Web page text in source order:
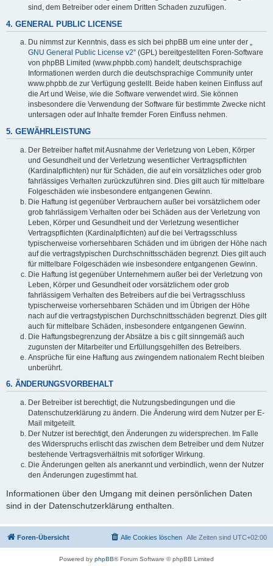
sind, dem Betreiber oder einem Dritten Schaden zuzufügen.
4. GENERAL PUBLIC LICENSE
Du nimmst zur Kenntnis, dass es sich bei phpBB um eine unter der „
GNU General Public License v2“ (GPL) bereitgestellten Foren-Software
von phpBB Limited (www.phpbb.com) handelt; deutschsprachige
Informationen werden durch die deutschsprachige Community unter
www.phpbb.de zur Verfügung gestellt. Beide haben keinen Einfluss auf
die Art und Weise, wie die Software verwendet wird. Sie können
insbesondere die Verwendung der Software für bestimmte Zwecke nicht
untersagen oder auf Inhalte fremder Foren Einfluss nehmen.
5. GEWÄHRLEISTUNG
Der Betreiber haftet mit Ausnahme der Verletzung von Leben, Körper
und Gesundheit und der Verletzung wesentlicher Vertragspflichten
(Kardinalpflichten) nur für Schäden, die auf ein vorsätzliches oder grob
fahrlässiges Verhalten zurückzuführen sind. Dies gilt auch für mittelbare
Folgeschäden wie insbesondere entgangenen Gewinn.
Die Haftung ist gegenüber Verbrauchern außer bei vorsätzlichem oder
grob fahrlässigem Verhalten oder bei Schäden aus der Verletzung von
Leben, Körper und Gesundheit und der Verletzung wesentlicher
Vertragspflichten (Kardinalpflichten) auf die bei Vertragsschluss
typischerweise vorhersehbaren Schäden und im übrigen der Höhe nach
auf die vertragstypischen Durchschnittsschäden begrenzt. Dies gilt auch
für mittelbare Folgeschäden wie insbesondere entgangenen Gewinn.
Die Haftung ist gegenüber Unternehmern außer bei der Verletzung von
Leben, Körper und Gesundheit oder vorsätzlichem oder grob
fahrlässigem Verhalten des Betreibers auf die bei Vertragsschluss
typischerweise vorhersehbaren Schäden und im Übrigen der Höhe
nach auf die vertragstypischen Durchschnittsschäden begrenzt. Dies gilt
auch für mittelbare Schäden, insbesondere entgangenen Gewinn.
Die Haftungsbegrenzung der Absätze a bis c gilt sinngemäß auch
zugunsten der Mitarbeiter und Erfüllungsgehilfen des Betreibers.
Ansprüche für eine Haftung aus zwingendem nationalem Recht bleiben
unberührt.
6. ÄNDERUNGSVORBEHALT
Der Betreiber ist berechtigt, die Nutzungsbedingungen und die
Datenschutzerklärung zu ändern. Die Änderung wird dem Nutzer per E-
Mail mitgeteilt.
Der Nutzer ist berechtigt, den Änderungen zu widersprechen. Im Falle
des Widerspruchs erlischt das zwischen dem Betreiber und dem Nutzer
bestehende Vertragsverhältnis mit sofortiger Wirkung.
Die Änderungen gelten als anerkannt und verbindlich, wenn der Nutzer
den Änderungen zugestimmt hat.
Informationen über den Umgang mit deinen persönlichen Daten
sind in der Datenschutzerklärung enthalten.
Foren-Übersicht Alle Zeiten sind UTC+02:00
Alle Cookies löschen
Powered by phpBB® Forum Software © phpBB Limited